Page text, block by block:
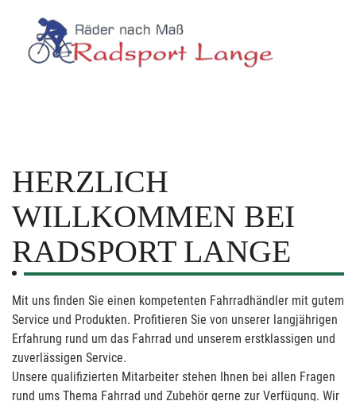
HERZLICH
WILLKOMMEN BEI
RADSPORT LANGE
Mit uns finden Sie einen kompetenten Fahrradhändler mit gutem
Service und Produkten. Profitieren Sie von unserer langjährigen
Erfahrung rund um das Fahrrad und unserem erstklassigen und
zuverlässigen Service.
Unsere qualifizierten Mitarbeiter stehen Ihnen bei allen Fragen
rund ums Thema Fahrrad und Zubehör gerne zur Verfügung. Wir